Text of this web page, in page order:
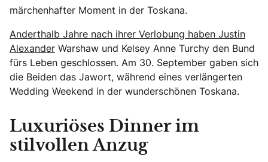
märchenhafter Moment in der Toskana.
Anderthalb Jahre nach ihrer Verlobung haben Justin
Alexander Warshaw und Kelsey Anne Turchy den Bund
fürs Leben geschlossen. Am 30. September gaben sich
die Beiden das Jawort, während eines verlängerten
Wedding Weekend in der wunderschönen Toskana.
Luxuriöses Dinner im
stilvollen Anzug